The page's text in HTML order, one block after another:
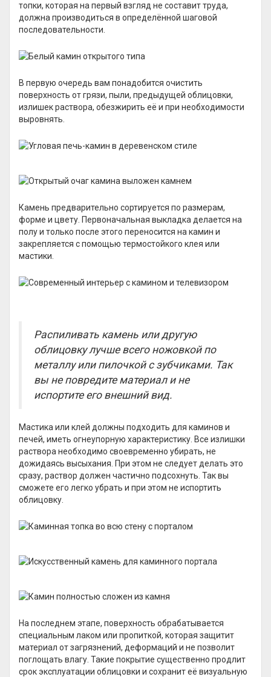
топки, которая на первый взгляд не составит труда,
должна производиться в определённой шаговой
последовательности.
В первую очередь вам понадобится очистить
поверхность от грязи, пыли, предыдущей облицовки,
излишек раствора, обезжирить её и при необходимости
выровнять.
Камень предварительно сортируется по размерам,
форме и цвету. Первоначальная выкладка делается на
полу и только после этого переносится на камин и
закрепляется с помощью термостойкого клея или
мастики.
Распиливать камень или другую
облицовку лучше всего ножовкой по
металлу или пилочкой с зубчиками. Так
вы не повредите материал и не
испортите его внешний вид.
Мастика или клей должны подходить для каминов и
печей, иметь огнеупорную характеристику. Все излишки
раствора необходимо своевременно убирать, не
дожидаясь высыхания. При этом не следует делать это
сразу, раствор должен частично подсохнуть. Так вы
сможете его легко убрать и при этом не испортить
облицовку.
На последнем этапе, поверхность обрабатывается
специальным лаком или пропиткой, которая защитит
материал от загрязнений, деформаций и не позволит
поглощать влагу. Такие покрытие существенно продлит
срок эксплуатации облицовки и сохранит её визуальную